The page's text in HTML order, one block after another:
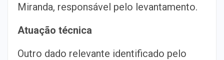
Miranda, responsável pelo levantamento.
Atuação técnica
Outro dado relevante identificado pelo